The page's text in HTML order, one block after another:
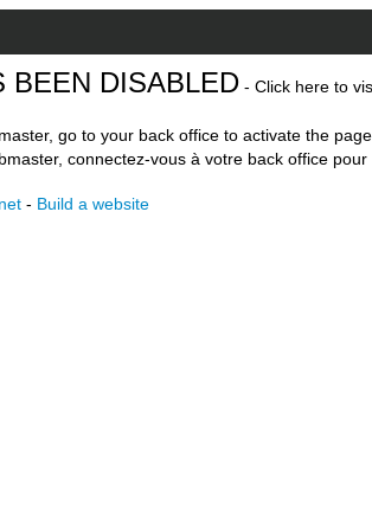
BEEN DISABLED - Click here to
go to your back office to activate the
connectez-vous à votre back office
- Build a website